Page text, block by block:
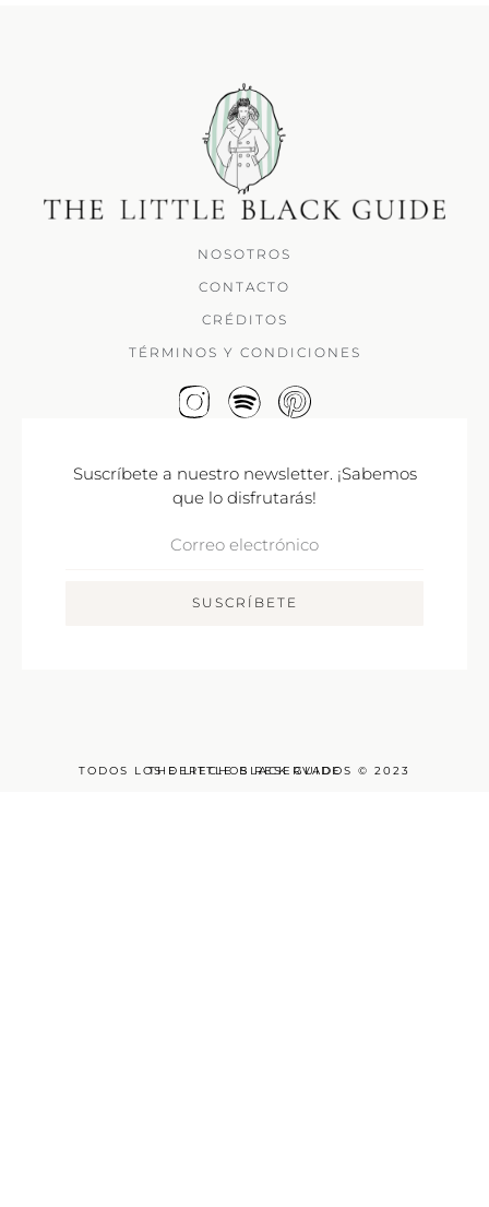
NOSOTROS
CONTACTO
CRÉDITOS
TÉRMINOS Y CONDICIONES
Suscríbete a nuestro newsletter. ¡Sabemos
que lo disfrutarás!
SUSCRÍBETE
TODOS LOS DERECHOS RESERVADOS © 2023
THE LITTLE BLACK GUIDE